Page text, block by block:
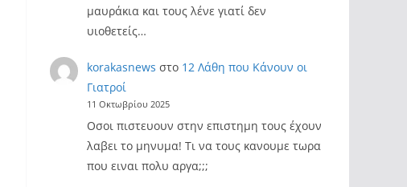
μαυράκια και τους λένε γιατί δεν
υιοθετείς…
korakasnews στο 12 Λάθη που Κάνουν οι
Γιατροί
11 Οκτωβρίου 2025
Οσοι πιστευουν στην επιστημη τους έχουν
λαβει το μηνυμα! Τι να τους κανουμε τωρα
που ειναι πολυ αργα;;;